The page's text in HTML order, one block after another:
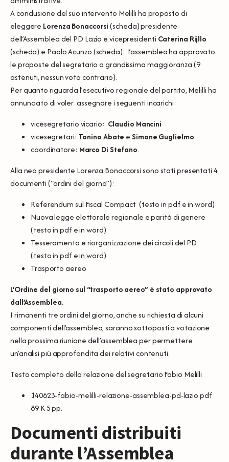
A conclusione del suo intervento Melilli ha proposto di
eleggere Lorenza Bonaccorsi(scheda) presidente
dell’Assemblea del PD Lazio e vicepresidenti Caterina Rijllo
(scheda) e Paolo Acunzo (scheda): l’assemblea ha approvato
le proposte del segretario a grandissima maggioranza (9
astenuti, nessun voto contrario).
Per quanto riguarda l’esecutivo regionale del partito, Melilli ha
annunciato di voler assegnare i seguenti incarichi:
vicesegretario vicario: Claudio Mancini
vicesegretari: Tonino Abate e Simone Guglielmo
coordinatore: Marco Di Stefano.
Alla neo presidente Lorenza Bonaccorsi sono stati presentati 4
documenti (“ordini del giorno”):
Referendum sul Fiscal Compact (testo inpdfe inword)
Nuova legge elettorale regionale e parità di genere
(testo inpdfe inword)
Tesseramento e riorganizzazione dei circoli del PD
(testo inpdfe inword)
Trasporto aereo
L’Ordine del giorno sul “trasporto aereo” è stato approvato
dall’Assemblea.
I rimanenti tre ordini del giorno, anche su richiesta di alcuni
componenti dell’assemblea, saranno sottoposti a votazione
nella prossima riunione dell’assemblea per permettere
un’analisi più approfondita dei relativi contenuti.
Testo completo della relazione del segretario Fabio Melilli
140623-fabio-melilli-relazione-assemblea-pd-lazio.pdf
89 K 5 pp.
Documenti distribuiti
durante l’Assemblea